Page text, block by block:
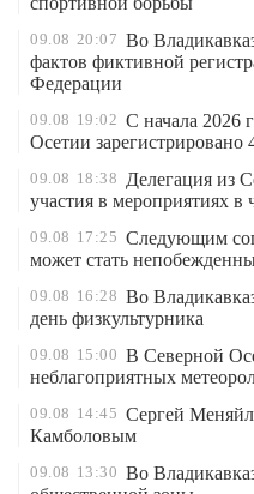
09.08 20:07 Во
фактов фиктивной
Федерации
09.08 19:02 С начала 2026
Осетии зарегистрировано
09.08 18:38 Делегация из
участия в мероприятиях в
09.08 17:25 Следующим
может стать
09.08 16:28 Во
день физкультурника
09.08 15:00 В Северной
неблагоприятных
09.08 14:45 Сергей
Камболовым
09.08 13:30 Во